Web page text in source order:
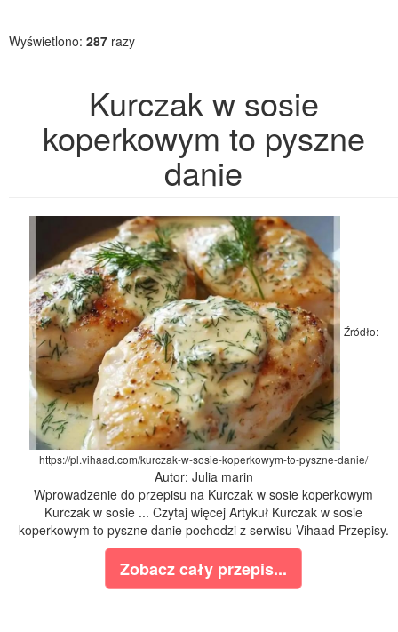
Wyświetlono: 287 razy
Kurczak w sosie
koperkowym to pyszne
danie
Źródło:
https://pl.vihaad.com/kurczak-w-sosie-koperkowym-to-pyszne-danie/
Autor: Julia marin
Wprowadzenie do przepisu na Kurczak w sosie koperkowym
Kurczak w sosie ... Czytaj więcej Artykuł Kurczak w sosie
koperkowym to pyszne danie pochodzi z serwisu Vihaad Przepisy.
Zobacz cały przepis...